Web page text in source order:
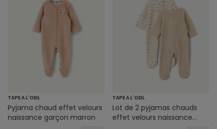
TAPE A L'OEIL
Pyjama chaud effet velours
naissance garçon marron
TAPE A L'OEIL
Lot de 2 pyjamas chauds
effet velours naissance